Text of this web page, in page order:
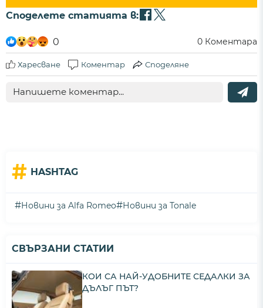
Споделете статията в:
0 0 Коментара
Харесване Коментар Споделяне
# HASHTAG
#Новини за Alfa Romeo#Новини за Tonale
СВЪРЗАНИ СТАТИИ
КОИ СА НАЙ-УДОБНИТЕ СЕДАЛКИ ЗА
ДЪЛЪГ ПЪТ?